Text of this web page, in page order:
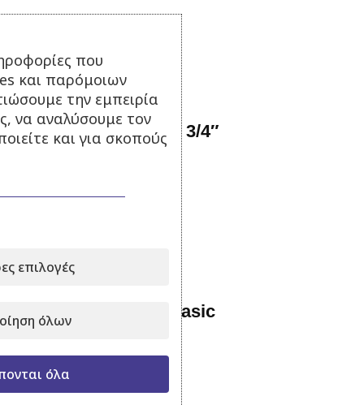
GF Ρακόρ για βρύσες 3/4″
7,00€ με Φ.Π.Α.
Πιστόλι νερού 3 Jet Basic
12,00€ με Φ.Π.Α.
που
και παρόμοιων
την εμπειρία
να αναλύσουμε τον
και για σκοπούς
επιλογές
όλων
όλα